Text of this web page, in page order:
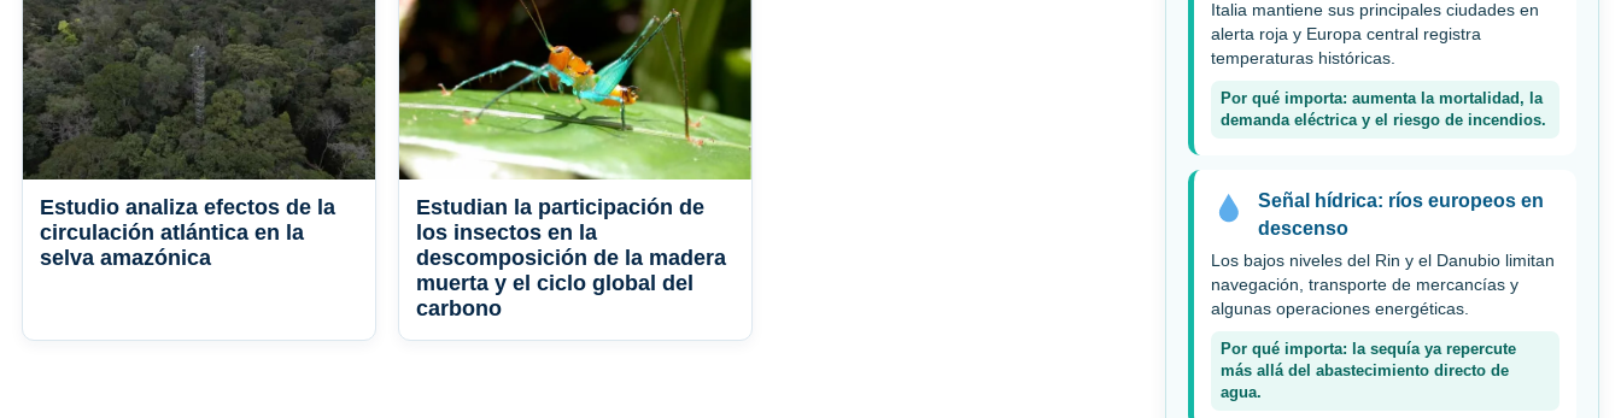
Estudio analiza efectos de la
circulación atlántica en la
selva amazónica
Estudian la participación de
los insectos en la
descomposición de la madera
muerta y el ciclo global del
carbono
Italia mantiene sus principales ciudades en
alerta roja y Europa central registra
temperaturas históricas.
Por qué importa: aumenta la mortalidad, la
demanda eléctrica y el riesgo de incendios.
Señal hídrica: ríos europeos en
descenso
Los bajos niveles del Rin y el Danubio limitan
navegación, transporte de mercancías y
algunas operaciones energéticas.
Por qué importa: la sequía ya repercute
más allá del abastecimiento directo de
agua.